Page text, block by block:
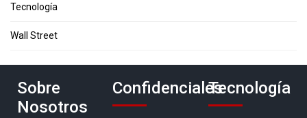
Tecnología
Wall Street
Sobre
Nosotros
ConfidencialesTecnología